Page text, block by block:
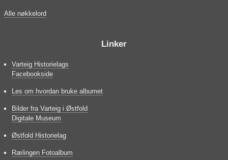
Alle nøkkelord
Linker
Varteig Historielags
Facebookside
Les om hvordan bruke albumet
Bilder fra Varteig i Østfold
Digitale Museum
Østfold Historielag
Rælingen Fotoalbum